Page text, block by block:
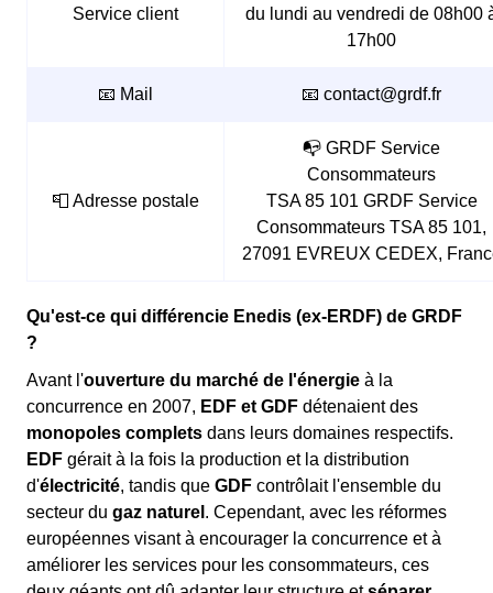
Service client
du lundi au vendredi de 08h00
17h00
📧 Mail 📧 contact@grdf.fr
📮 Adresse postale
📭 GRDF Service
Consommateurs
TSA 85 101 GRDF Service
Consommateurs TSA 85 101,
27091 EVREUX CEDEX,
Qu'est-ce qui différencie Enedis (ex-ERDF) de GRDF
?
Avant l'ouverture du marché de l'énergie à la
concurrence en 2007, EDF et GDF détenaient des
monopoles complets dans leurs domaines respectifs.
EDF gérait à la fois la production et la distribution
d'électricité, tandis que GDF contrôlait l'ensemble du
secteur du gaz naturel . Cependant, avec les réformes
européennes visant à encourager la concurrence et à
améliorer les services pour les consommateurs, ces